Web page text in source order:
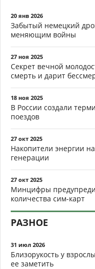
20 янв 2026
Забытый немецкий
меняющим войны
27 ноя 2025
Секрет вечной
смерть и дарит
18 ноя 2025
В России создали
поездов
27 окт 2025
Накопители энергии
генерации
27 окт 2025
Минцифры
количества сим-карт
РАЗНОЕ
31 июл 2026
Близорукость у
ее заметить